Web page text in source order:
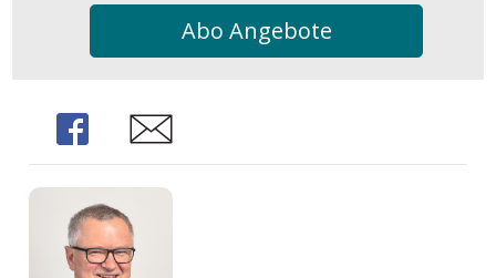
Abo Angebote
Share Share